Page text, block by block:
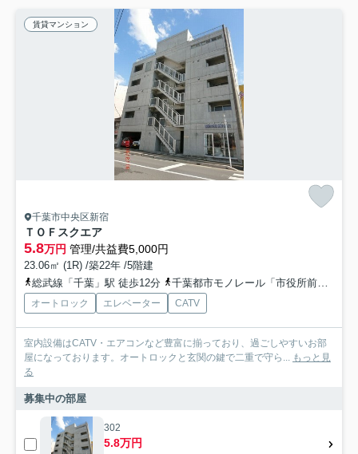
賃貸マンション
千葉市中央区新宿
ＴＯＦスクエア
5.8万円 管理/共益費5,000円
23.06㎡ (1R) /築22年 /5階建
総武線「千葉」駅 徒歩12分
千葉都市モノレール「市役所前」駅 徒歩5分
オートロック エレベーター CATV
室内設備はCATV・エアコンなど豊富に揃っており、過ごしやすいお部
屋になっております。オートロックと玄関の鍵で二重で守ら... もっと見
る
募集中の部屋
302
5.8万円